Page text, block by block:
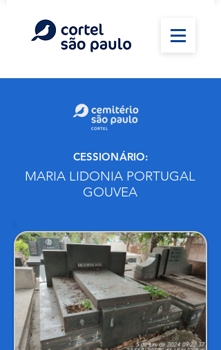
CESSIONÁRIO:
MARIA LIDONIA PORTUGAL
GOUVEA